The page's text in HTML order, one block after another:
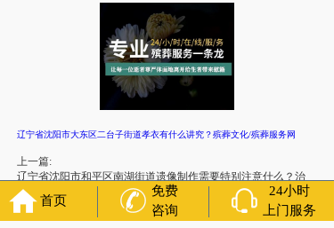
辽宁省沈阳市大东区二台子街道孝衣有什么讲究？殡葬文化/殡葬服务网
上一篇:
辽宁省沈阳市和平区南湖街道遗像制作需要特别注意什么？治
丧服务中心
下一篇:
首页
免费
咨询
24小时
上门服务